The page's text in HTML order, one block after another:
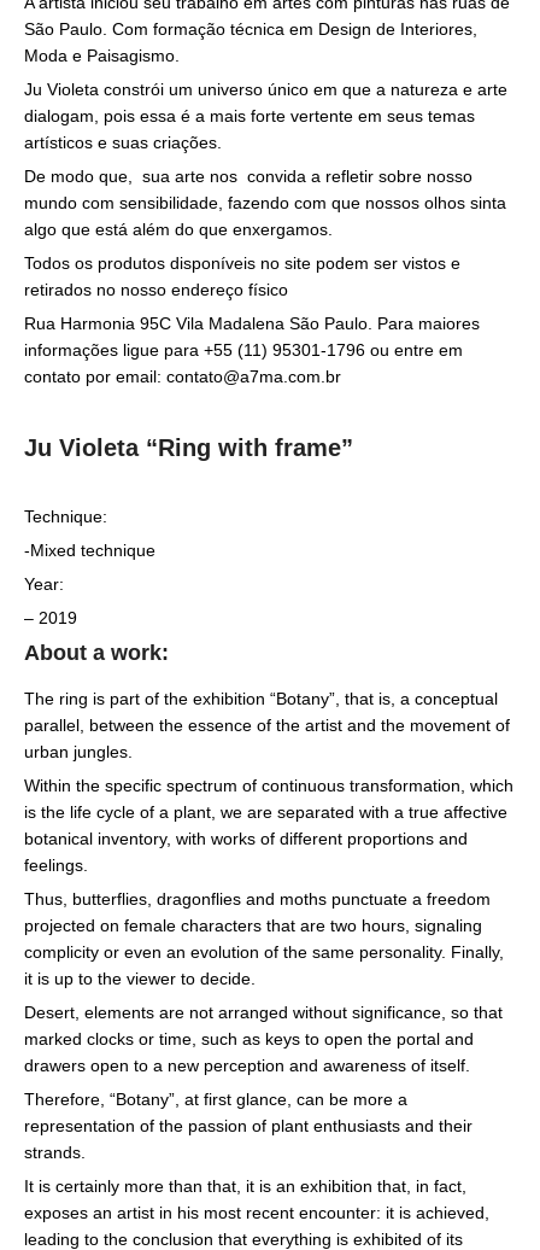
São Paulo. Com formação técnica em Design de Interiores,
Moda e Paisagismo.
Ju Violeta constrói um universo único em que a natureza e arte
dialogam, pois essa é a mais forte vertente em seus temas
artísticos e suas criações.
De modo que, sua arte nos convida a refletir sobre nosso
mundo com sensibilidade, fazendo com que nossos olhos sinta
algo que está além do que enxergamos.
Todos os produtos disponíveis no site podem ser vistos e
retirados no nosso endereço físico
Rua Harmonia 95C Vila Madalena São Paulo. Para maiores
informações ligue para +55 (11) 95301-1796 ou entre em
contato por email: contato@a7ma.com.br
Ju Violeta “Ring with frame”
Technique:
-Mixed technique
Year:
– 2019
About a work:
The ring is part of the exhibition “Botany”, that is, a conceptual
parallel, between the essence of the artist and the movement of
urban jungles.
Within the specific spectrum of continuous transformation, which
is the life cycle of a plant, we are separated with a true affective
botanical inventory, with works of different proportions and
feelings.
Thus, butterflies, dragonflies and moths punctuate a freedom
projected on female characters that are two hours, signaling
complicity or even an evolution of the same personality. Finally,
it is up to the viewer to decide.
Desert, elements are not arranged without significance, so that
marked clocks or time, such as keys to open the portal and
drawers open to a new perception and awareness of itself.
Therefore, “Botany”, at first glance, can be more a
representation of the passion of plant enthusiasts and their
strands.
It is certainly more than that, it is an exhibition that, in fact,
exposes an artist in his most recent encounter: it is achieved,
leading to the conclusion that everything is exhibited of its